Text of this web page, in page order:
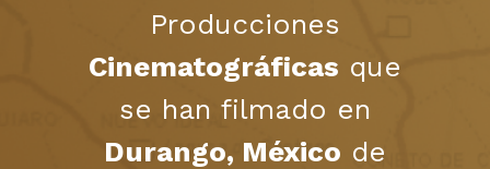
Producciones
Cinematográficas que
se han filmado en
Durango, México de